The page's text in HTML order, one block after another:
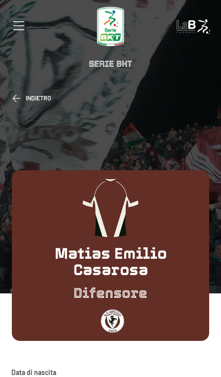
SERIE BKT
INDIETRO
Matias Emilio
Casarosa
Difensore
Data di nascita